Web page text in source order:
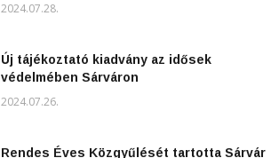
2024.07.28.
Új tájékoztató kiadvány az idősek
védelmében Sárváron
2024.07.26.
Rendes Éves Közgyűlését tartotta Sárvár